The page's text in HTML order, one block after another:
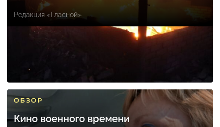
Редакция «Гласной»
ОБЗОР
Кино военного времени